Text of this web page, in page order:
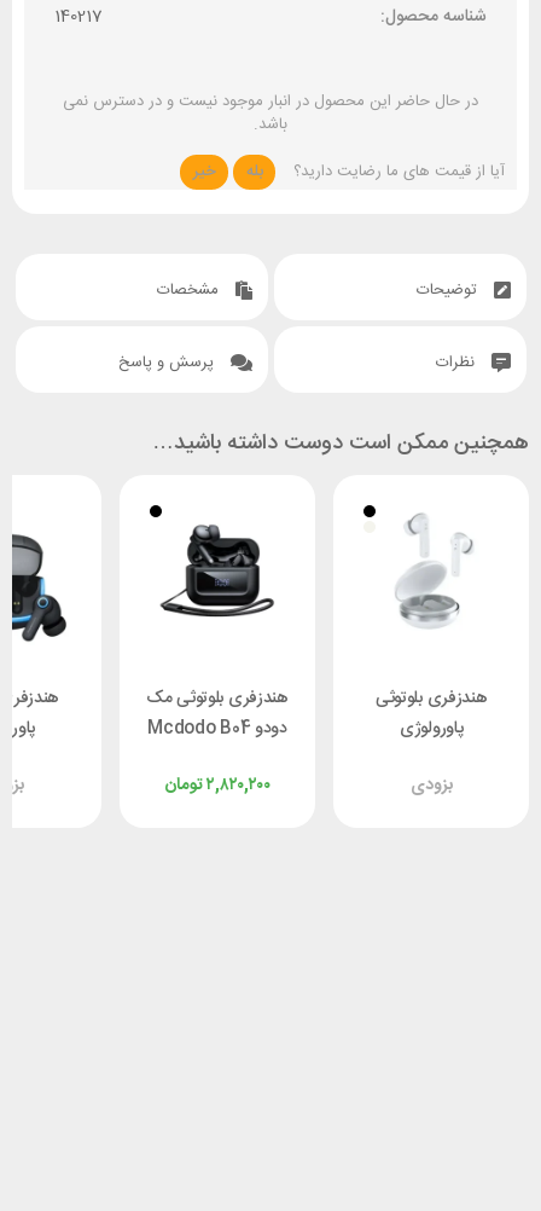
شناسه محصول: 140217
در حال حاضر این محصول در انبار موجود نیست و در دسترس نمی
باشد.
آیا از قیمت های ما رضایت دارید؟
بله خیر
توضیحات مشخصات
نظرات پرسش و پاسخ
همچنین ممکن است دوست داشته باشید…
هندزفری بلوتوثی
پاورولوژی
PWLAU006 ENC
بزودی
هندزفری بلوتوثی مک
دودو Mcdodo B04
تومان۲,۸۲۰,۲۰۰
ENC